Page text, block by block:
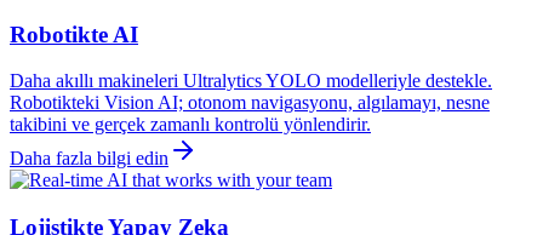
Robotikte AI
Daha akıllı makineleri Ultralytics YOLO modelleriyle destekle.
Robotikteki Vision AI; otonom navigasyonu, algılamayı, nesne
takibini ve gerçek zamanlı kontrolü yönlendirir.
Daha fazla bilgi edin
Lojistikte Yapay Zeka